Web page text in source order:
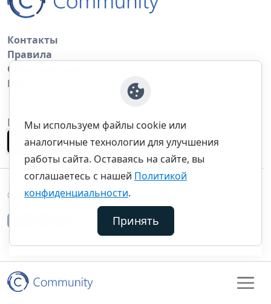
Контакты
Правила
Обратная связь
Правила копирования материалов
Приложение
©thecommunity.ru 2026. Все права защищены.
Мы используем файлы cookie или
аналогичные технологии для улучшения
работы сайта. Оставаясь на сайте, вы
соглашаетесь с нашей Политикой
конфиденциальности.
Принять